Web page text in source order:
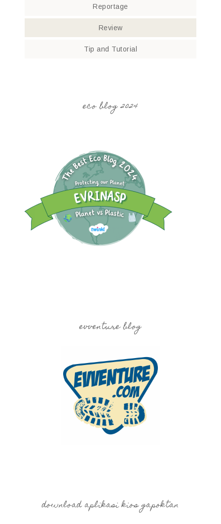
Reportage
Review
Tip and Tutorial
eco blog 2024
evventure blog
download aplikasi kios gapoktan